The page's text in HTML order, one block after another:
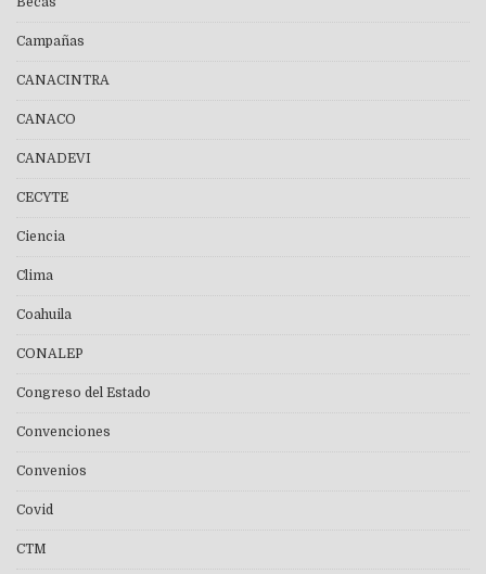
Campañas
CANACINTRA
CANACO
CANADEVI
CECYTE
Ciencia
Clima
Coahuila
CONALEP
Congreso del Estado
Convenciones
Convenios
Covid
CTM